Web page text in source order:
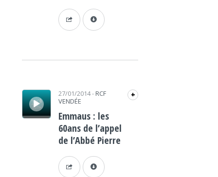
Lecteur audio 27/01/2014- RCF
VENDÉE
+
Emmaus : les
60ans de l’appel
de l’Abbé Pierre